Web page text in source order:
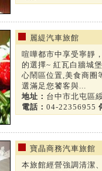
麗緹汽車旅館
喧嘩都市中享受寧靜
的選擇~ 紅瓦白牆城
心鬧區位置,美食商圈
選滿足您饕客與...
地址： 台中市北屯區
電話： 04-22356955
寶晶商務汽車旅館
本旅館經營強調清潔